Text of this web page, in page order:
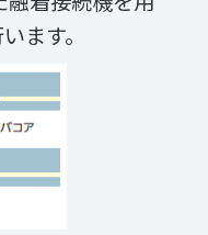
ます。